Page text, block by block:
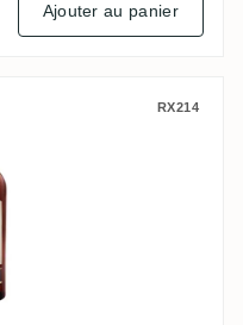
Ajouter au panier
RX214